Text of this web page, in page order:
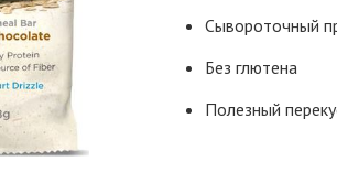
Сывороточный
Без глютена
Полезный